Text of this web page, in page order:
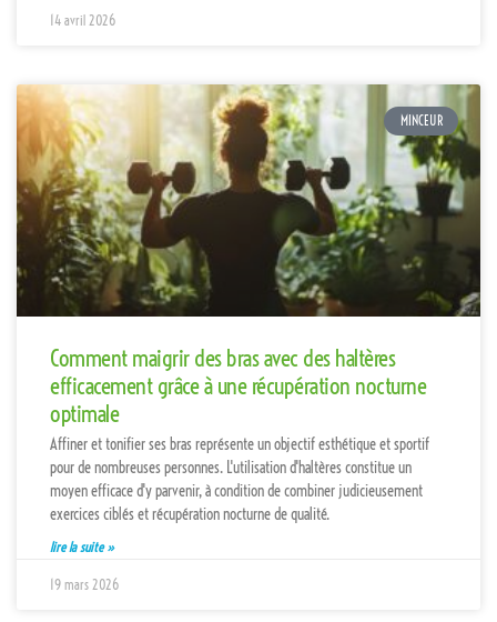
14 avril 2026
MINCEUR
Comment maigrir des bras avec des haltères
efficacement grâce à une récupération nocturne
optimale
Affiner et tonifier ses bras représente un objectif esthétique et sportif
pour de nombreuses personnes. L'utilisation d'haltères constitue un
moyen efficace d'y parvenir, à condition de combiner judicieusement
exercices ciblés et récupération nocturne de qualité.
lire la suite »
19 mars 2026